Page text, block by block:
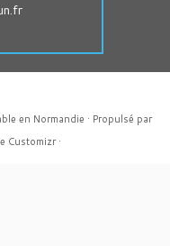
en Normandie · Propulsé par
Customizr·